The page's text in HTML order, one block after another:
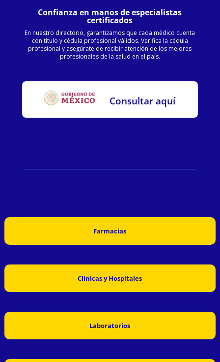
Confianza en manos de especialistas
certificados
En nuestro directorio, garantizamos que cada médico cuenta
con título y cédula profesional válidos. Verifica la cédula
profesional y asegúrate de recibir atención de los mejores
profesionales de la salud en el país.
Consultar aquí
Farmacias
Clínicas y Hospitales
Laboratorios